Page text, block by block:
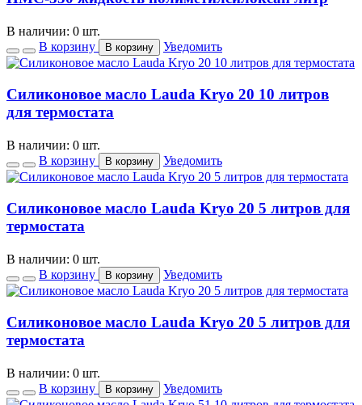
В наличии: 0 шт.
В корзину
В корзину Уведомить
Силиконовое масло Lauda Kryo 20 10 литров
для термостата
В наличии: 0 шт.
В корзину
В корзину Уведомить
Силиконовое масло Lauda Kryo 20 5 литров для
термостата
В наличии: 0 шт.
В корзину
В корзину Уведомить
Силиконовое масло Lauda Kryo 20 5 литров для
термостата
В наличии: 0 шт.
В корзину
В корзину Уведомить